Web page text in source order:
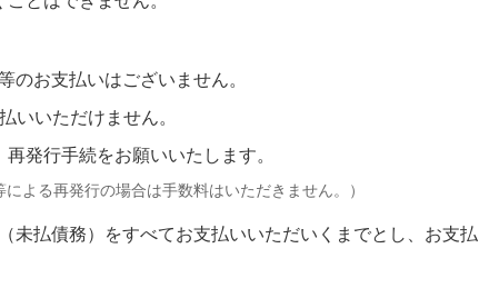
のお支払いはございません。
いいただけません。
発行手続をお願いいたします。
よる再発行の場合は手数料はいただきません。）
未払債務）をすべてお支払いいただいくまでとし、お支払